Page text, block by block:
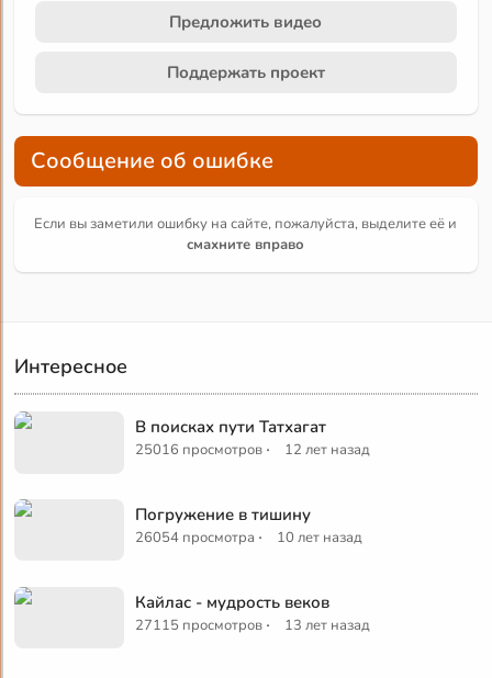
Предложить видео
Поддержать проект
Сообщение об ошибке
Если вы заметили ошибку на сайте, пожалуйста, выделите её и
смахните вправо
Интересное
В поисках пути Татхагат
25016 просмотров · 12 лет назад
Погружение в тишину
26054 просмотра · 10 лет назад
Кайлас - мудрость веков
27115 просмотров · 13 лет назад